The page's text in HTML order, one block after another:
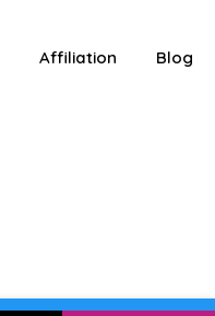
Affiliation Blog